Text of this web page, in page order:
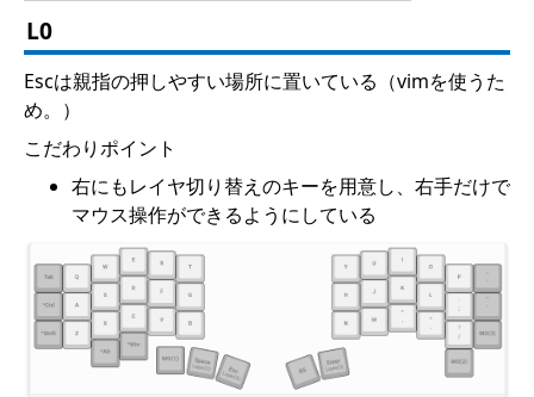
L0
Escは親指の押しやすい場所に置いている（vimを使うた
め。）
こだわりポイント
右にもレイヤ切り替えのキーを用意し、右手だけで
マウス操作ができるようにしている